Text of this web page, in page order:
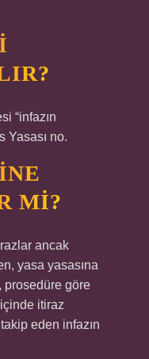
“infazın
Yasası no.
MI?
ancak
yasa yasasına
prosedüre göre
itiraz
eden infazın